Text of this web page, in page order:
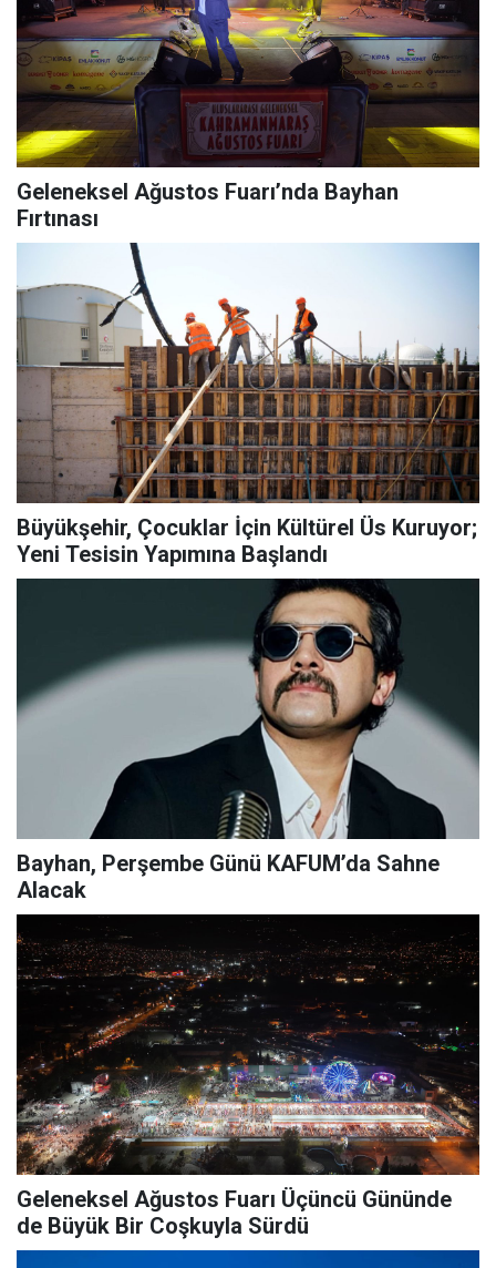
Geleneksel Ağustos Fuarı’nda Bayhan
Fırtınası
Büyükşehir, Çocuklar İçin Kültürel Üs Kuruyor;
Yeni Tesisin Yapımına Başlandı
Bayhan, Perşembe Günü KAFUM’da Sahne
Alacak
Geleneksel Ağustos Fuarı Üçüncü Gününde
de Büyük Bir Coşkuyla Sürdü